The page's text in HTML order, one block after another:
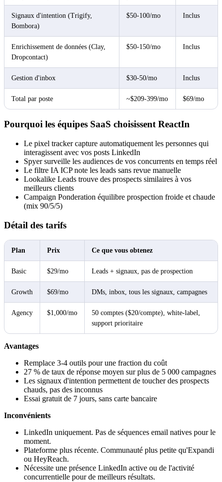
Signaux d'intention (Trigify,
Bombora)
$50-100/mo Inclus
Enrichissement de données (Clay,
Dropcontact)
$50-150/mo Inclus
Gestion d'inbox $30-50/mo Inclus
Total par poste ~$209-399/mo $69/mo
Pourquoi les équipes SaaS choisissent ReactIn
Le pixel tracker capture automatiquement les personnes qui
interagissent avec vos posts LinkedIn
Spyer surveille les audiences de vos concurrents en temps réel
Le filtre IA ICP note les leads sans revue manuelle
Lookalike Leads trouve des prospects similaires à vos
meilleurs clients
Campaign Ponderation équilibre prospection froide et chaude
(mix 90/5/5)
Détail des tarifs
Plan Prix Ce que vous obtenez
Basic $29/mo Leads + signaux, pas de prospection
Growth $69/mo DMs, inbox, tous les signaux, campagnes
Agency $1,000/mo
50 comptes ($20/compte), white-label,
support prioritaire
Avantages
Remplace 3-4 outils pour une fraction du coût
27 % de taux de réponse moyen sur plus de 5 000 campagnes
Les signaux d'intention permettent de toucher des prospects
chauds, pas des inconnus
Essai gratuit de 7 jours, sans carte bancaire
Inconvénients
LinkedIn uniquement. Pas de séquences email natives pour le
moment.
Plateforme plus récente. Communauté plus petite qu'Expandi
ou HeyReach.
Nécessite une présence LinkedIn active ou de l'activité
concurrentielle pour de meilleurs résultats.